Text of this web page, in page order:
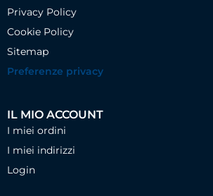
Privacy Policy
Cookie Policy
Sitemap
Preferenze privacy
IL MIO ACCOUNT
I miei ordini
I miei indirizzi
Login